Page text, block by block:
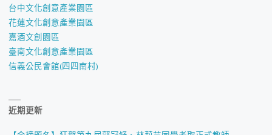
台中文化創意產業園區
花蓮文化創意產業園區
嘉酒文創園區
臺南文化創意產業園區
信義公民會館(四四南村)
近期更新